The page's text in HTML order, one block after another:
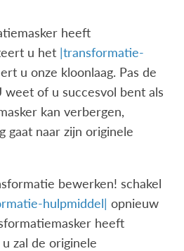
heeft
u het |transformatie-
u onze kloonlaag. Pas de
of u succesvol bent als
kan verbergen,
gaat naar zijn originele
bewerken! schakel
hulpmiddel| opnieuw
heeft
zal de originele